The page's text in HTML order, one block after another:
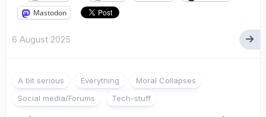
Mastodon
6 August 2025
A bit serious Everything
Moral Collapses
Social media/Forums
Tech-stuff